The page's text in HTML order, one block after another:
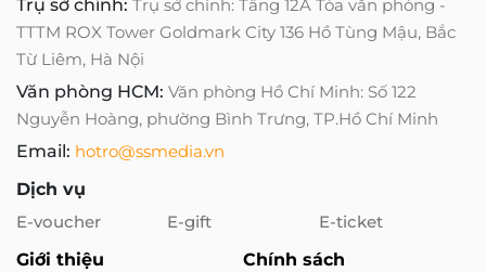
Trụ sở chính: Trụ sở chính: Tầng 12A Tòa văn phòng -
TTTM ROX Tower Goldmark City 136 Hồ Tùng Mậu, Bắc
Từ Liêm, Hà Nội
Văn phòng HCM: Văn phòng Hồ Chí Minh: Số 122
Nguyễn Hoàng, phường Bình Trưng, TP.Hồ Chí Minh
Email: hotro@ssmedia.vn
Dịch vụ
E-voucher
E-gift
E-ticket
Giới thiệu
Chính sách